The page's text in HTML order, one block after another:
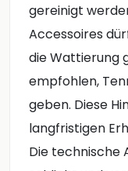
gereinigt
Accessoires
die Wattierung
empfohlen,
geben. Diese
langfristigen
Die technische